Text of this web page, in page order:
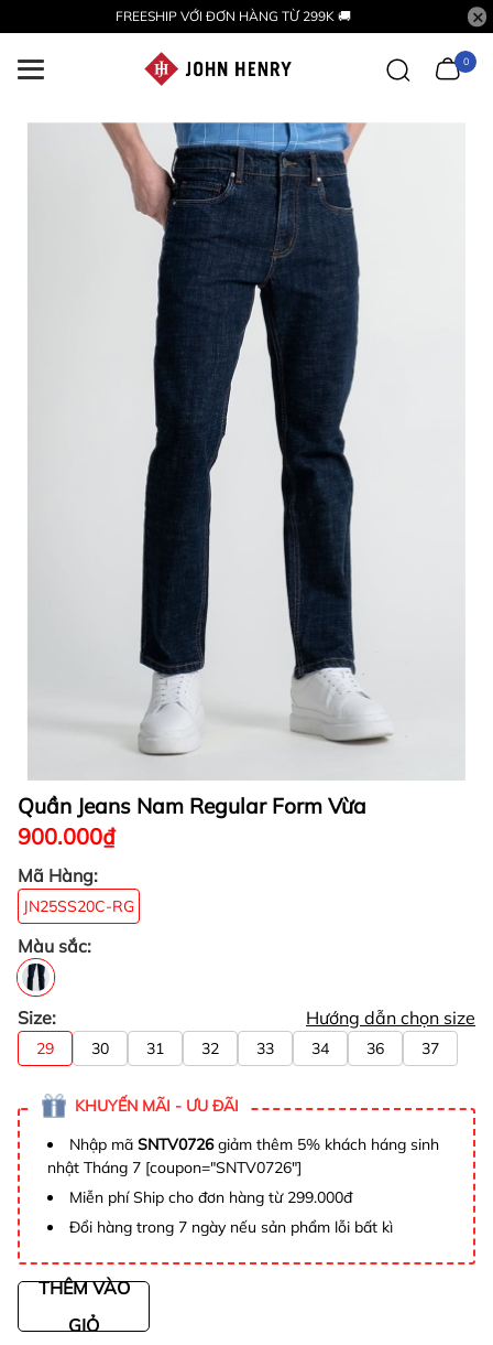
FREESHIP VỚI ĐƠN HÀNG TỪ 299K 🚚
0
Quần Jeans Nam Regular Form Vừa
900.000₫
Mã Hàng:
JN25SS20C-RG
Màu sắc:
Size: Hướng dẫn chọn size
29 30 31 32 33 34 36 37
KHUYẾN MÃI - ƯU ĐÃI
Nhập mã SNTV0726giảm thêm 5% khách háng sinh
nhật Tháng 7 [coupon="SNTV0726"]
Miễn phí Ship cho đơn hàng từ 299.000đ
Đổi hàng trong 7 ngày nếu sản phẩm lỗi bất kì
THÊM VÀO
GIỎ